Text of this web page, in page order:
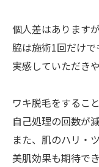
個人差はありますが
脇は施術1回だけ
実感していただき
ワキ脱毛をするこ
自己処理の回数が
また、肌のハリ・
美肌効果も期待で